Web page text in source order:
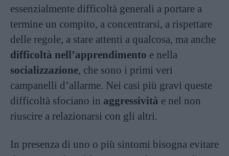
essenzialmente difficoltà generali a portare a
termine un compito, a concentrarsi, a rispettare
delle regole, a stare attenti a qualcosa, ma anche
difficoltà nell’apprendimento e nella
socializzazione, che sono i primi veri
campanelli d’allarme. Nei casi più gravi queste
difficoltà sfociano in aggressività e nel non
riuscire a relazionarsi con gli altri.
In presenza di uno o più sintomi bisogna evitare